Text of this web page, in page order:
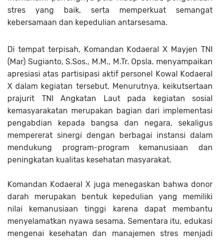
stres yang baik, serta memperkuat semangat
kebersamaan dan kepedulian antarsesama.
Di tempat terpisah, Komandan Kodaeral X Mayjen TNI
(Mar) Sugianto, S.Sos., M.M., M.Tr. Opsla. menyampaikan
apresiasi atas partisipasi aktif personel Kowal Kodaeral
X dalam kegiatan tersebut. Menurutnya, keikutsertaan
prajurit TNI Angkatan Laut pada kegiatan sosial
kemasyarakatan merupakan bagian dari implementasi
pengabdian kepada bangsa dan negara, sekaligus
mempererat sinergi dengan berbagai instansi dalam
mendukung program-program kemanusiaan dan
peningkatan kualitas kesehatan masyarakat.
Komandan Kodaeral X juga menegaskan bahwa donor
darah merupakan bentuk kepedulian yang memiliki
nilai kemanusiaan tinggi karena dapat membantu
menyelamatkan nyawa sesama. Sementara itu, edukasi
mengenai kesehatan dan manajemen stres menjadi